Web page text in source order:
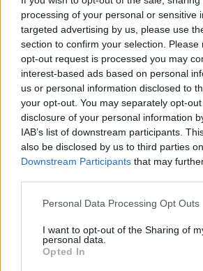
processing of your personal or sensitive
targeted advertising by us, please use
section to confirm your selection.
opt-out request is processed you may
interest-based ads based on personal
us or personal information disclosed to
your opt-out. You may separately opt-
disclosure of your personal information
IAB’s list of downstream participants.
also be disclosed by us to third parties
Downstream Participants that may
Personal Data Processing Opt Outs
I want to opt-out of the Sharing of
personal data.
Opted In
Commenti
articolo.
commento esprime il pensiero dell'autore e non
di VareseNews.it, che rimane autonoma e
commenti non sono testi giornalistici, ma post
possono essere automaticamente pubblicati senza